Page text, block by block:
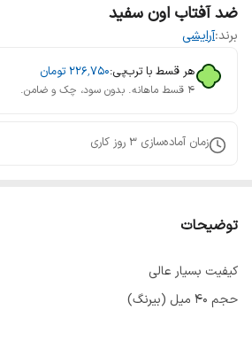
ضد آفتاب اون سفید
برند:آرایشی
هر قسط با ترب‌پی:۲۲۶٬۷۵۰ تومان
۴ قسط ماهانه. بدون سود، چک و ضامن.
زمان آماده‌سازی 3 روز کاری
توضیحات
کیفیت بسیار عالی
حجم ۴۰ میل (بیرنگ)